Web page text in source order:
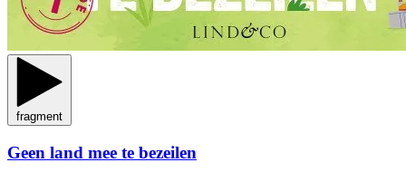
fragment
Geen land mee te bezeilen